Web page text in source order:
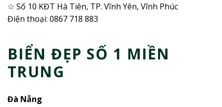
☆ Số 10 KĐT Hà Tiên, TP. Vĩnh Yên, Vĩnh Phúc
Điện thoại: 0867 718 883
BIỂN ĐẸP SỐ 1 MIỀN
TRUNG
Đà Nẵng